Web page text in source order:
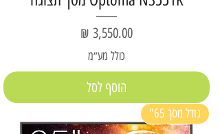
מחיר
כולל מע״מ
הוסף לסל
גודל מסך 65"